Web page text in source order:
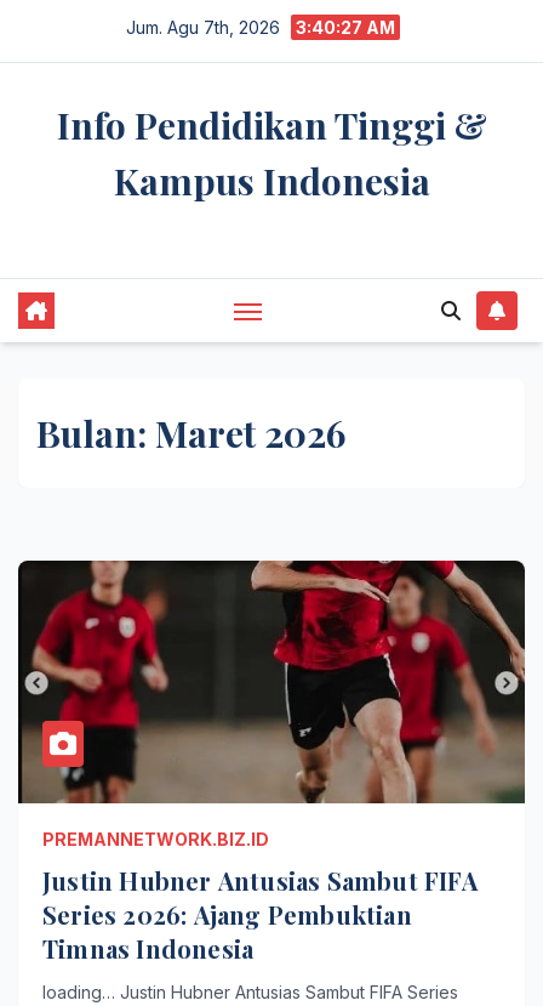
Jum. Agu 7th, 2026 3:40:28 AM
Info Pendidikan Tinggi &
Kampus Indonesia
Bulan: Maret 2026
PREMANNETWORK.BIZ.ID
Justin Hubner Antusias Sambut FIFA
Series 2026: Ajang Pembuktian
Timnas Indonesia
loading… Justin Hubner Antusias Sambut FIFA Series